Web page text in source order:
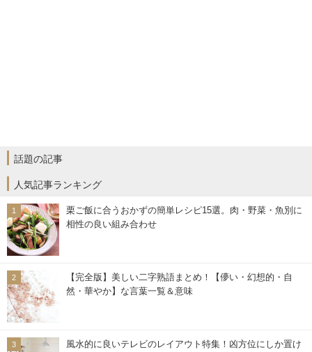
話題の記事
人気記事ランキング
栗ご飯に合うおかずの簡単レシピ15選。肉・野菜・魚別に
相性の良い組み合わせ
【完全版】美しい二字熟語まとめ！【儚い・幻想的・自
然・華やか】な言葉一覧＆意味
風水的に良いテレビのレイアウト特集！凶方位にしか置け